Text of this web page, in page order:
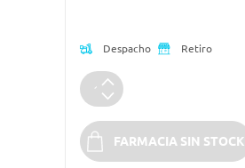
Despacho Retiro
FARMACIA SIN STOCK